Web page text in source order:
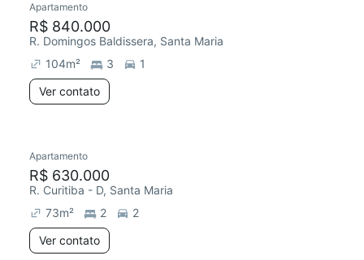
Apartamento
R$ 840.000
R. Domingos Baldissera, Santa Maria
104m² 3
1
Ver contato
Apartamento
R$ 630.000
R. Curitiba - D, Santa Maria
73m² 2
2
Ver contato